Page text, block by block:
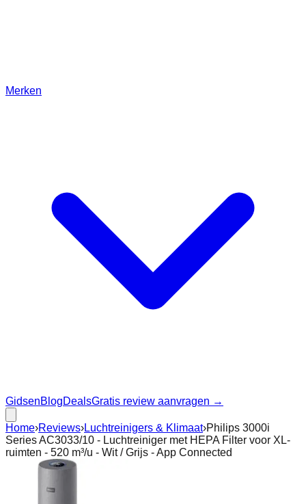
Merken
GidsenBlogDealsGratis review aanvragen →
Home›Reviews›Luchtreinigers & Klimaat›Philips 3000i
Series AC3033/10 - Luchtreiniger met HEPA Filter voor XL-
ruimten - 520 m³/u - Wit / Grijs - App Connected